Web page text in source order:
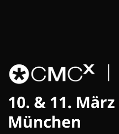
10. & 11.
München